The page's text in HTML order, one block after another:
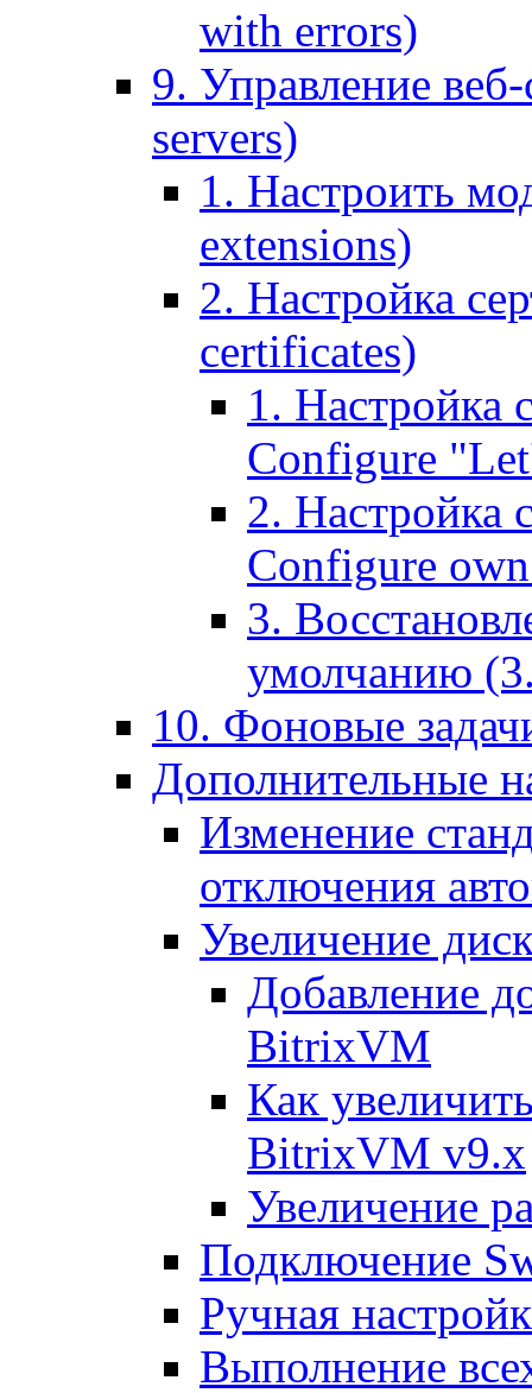
with errors)
9. Управление
servers)
1. Настроить
extensions)
2. Настройка
certificates)
1. Настройка
Configure
2. Настройка
Configure
3.
умолчанию
10. Фоновые
Дополнительные
Изменение
отключения
Увеличение
Добавление
BitrixVM
Как
BitrixVM v9.x
Увеличение
Подключение
Ручная
Выполнение